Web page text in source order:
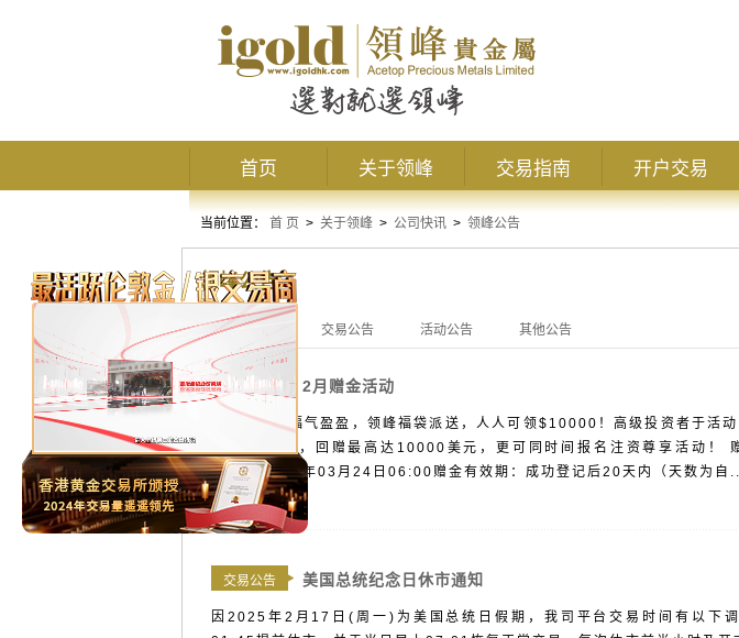
首页 关于领峰 交易指南 开户交易
当前位置： 首 页 > 关于领峰 > 公司快讯 > 领峰公告
领峰公告
全部公告 交易公告 活动公告 其他公告
活动公告 2月赠金活动
春意盎然，福气盈盈，领峰福袋派送，人人可领$10000！高级投资者于活
美元/手回赠，回赠最高达10000美元，更可同时间报名注资尊享活动！
06:00-2025年03月24日06:00赠金有效期：成功登记后20天内（天数为自
交易公告 美国总统纪念日休市通知
因2025年2月17日(周一)为美国总统日假期，我司平台交易时间有以下